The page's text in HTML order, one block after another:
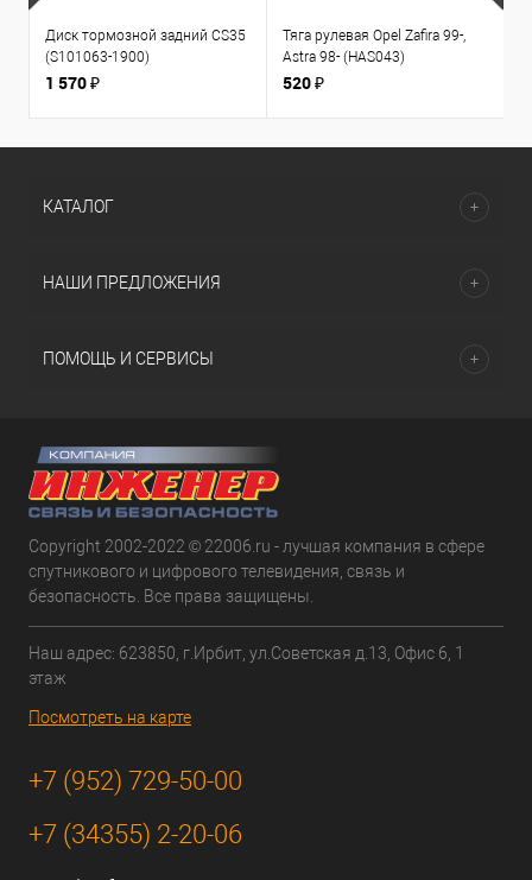
Диск тормозной задний CS35
(S101063-1900)
1 570 ₽
Тяга рулевая Opel Zafira 99-,
Astra 98- (HAS043)
520 ₽
КАТАЛОГ
НАШИ ПРЕДЛОЖЕНИЯ
ПОМОЩЬ И СЕРВИСЫ
Copyright 2002-2022 © 22006.ru - лучшая компания в сфере
спутникового и цифрового телевидения, связь и
безопасность. Все права защищены.
Наш адрес: 623850, г.Ирбит, ул.Советская д.13, Офис 6, 1
этаж
Посмотреть на карте
+7 (952) 729-50-00
+7 (34355) 2-20-06